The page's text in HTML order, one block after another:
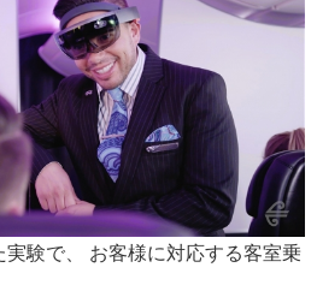
実験で、 お客様に対応する客室乗